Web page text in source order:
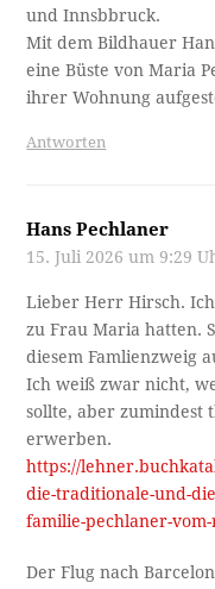
und Innsbbruck.
Mit dem Bildhauer
eine Büste von Maria
ihrer Wohnung
Antworten
Hans Pechlaner
15. Juli 2026 um 9:29
Lieber Herr Hirsch.
zu Frau Maria hatten.
diesem Famlienzweig
Ich weiß zwar nicht,
sollte, aber zumindest
erwerben.
https://
die-traditionale-und-
familie-pechlaner-
Der Flug nach